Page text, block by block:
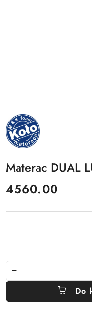
NAZWA
PRODUCENTA:
MKFOAM
Materac DUAL
cena:
4560.00
Do